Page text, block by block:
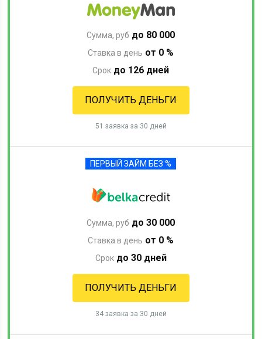
Сумма, руб до 80 000
Ставка в день от 0 %
Срок до 126 дней
ПОЛУЧИТЬ ДЕНЬГИ
51 заявка за 30 дней
ПЕРВЫЙ ЗАЙМ БЕЗ %
Сумма, руб до 30 000
Ставка в день от 0 %
Срокдо 30 дней
ПОЛУЧИТЬ ДЕНЬГИ
34 заявка за 30 дней